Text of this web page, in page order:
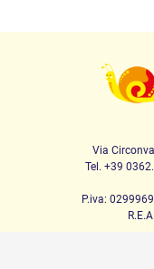
Via
Tel. +39
P.iva: